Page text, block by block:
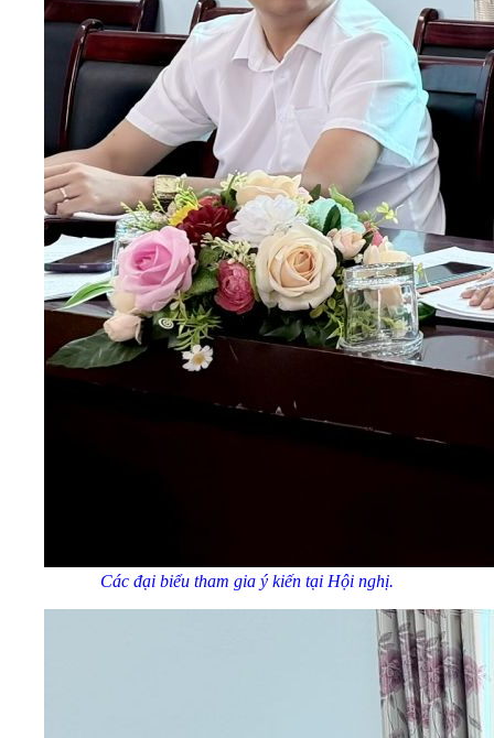
Các đại biểu tham gia ý kiến tại Hội nghị.